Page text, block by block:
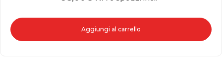
Aggiungi al carrello